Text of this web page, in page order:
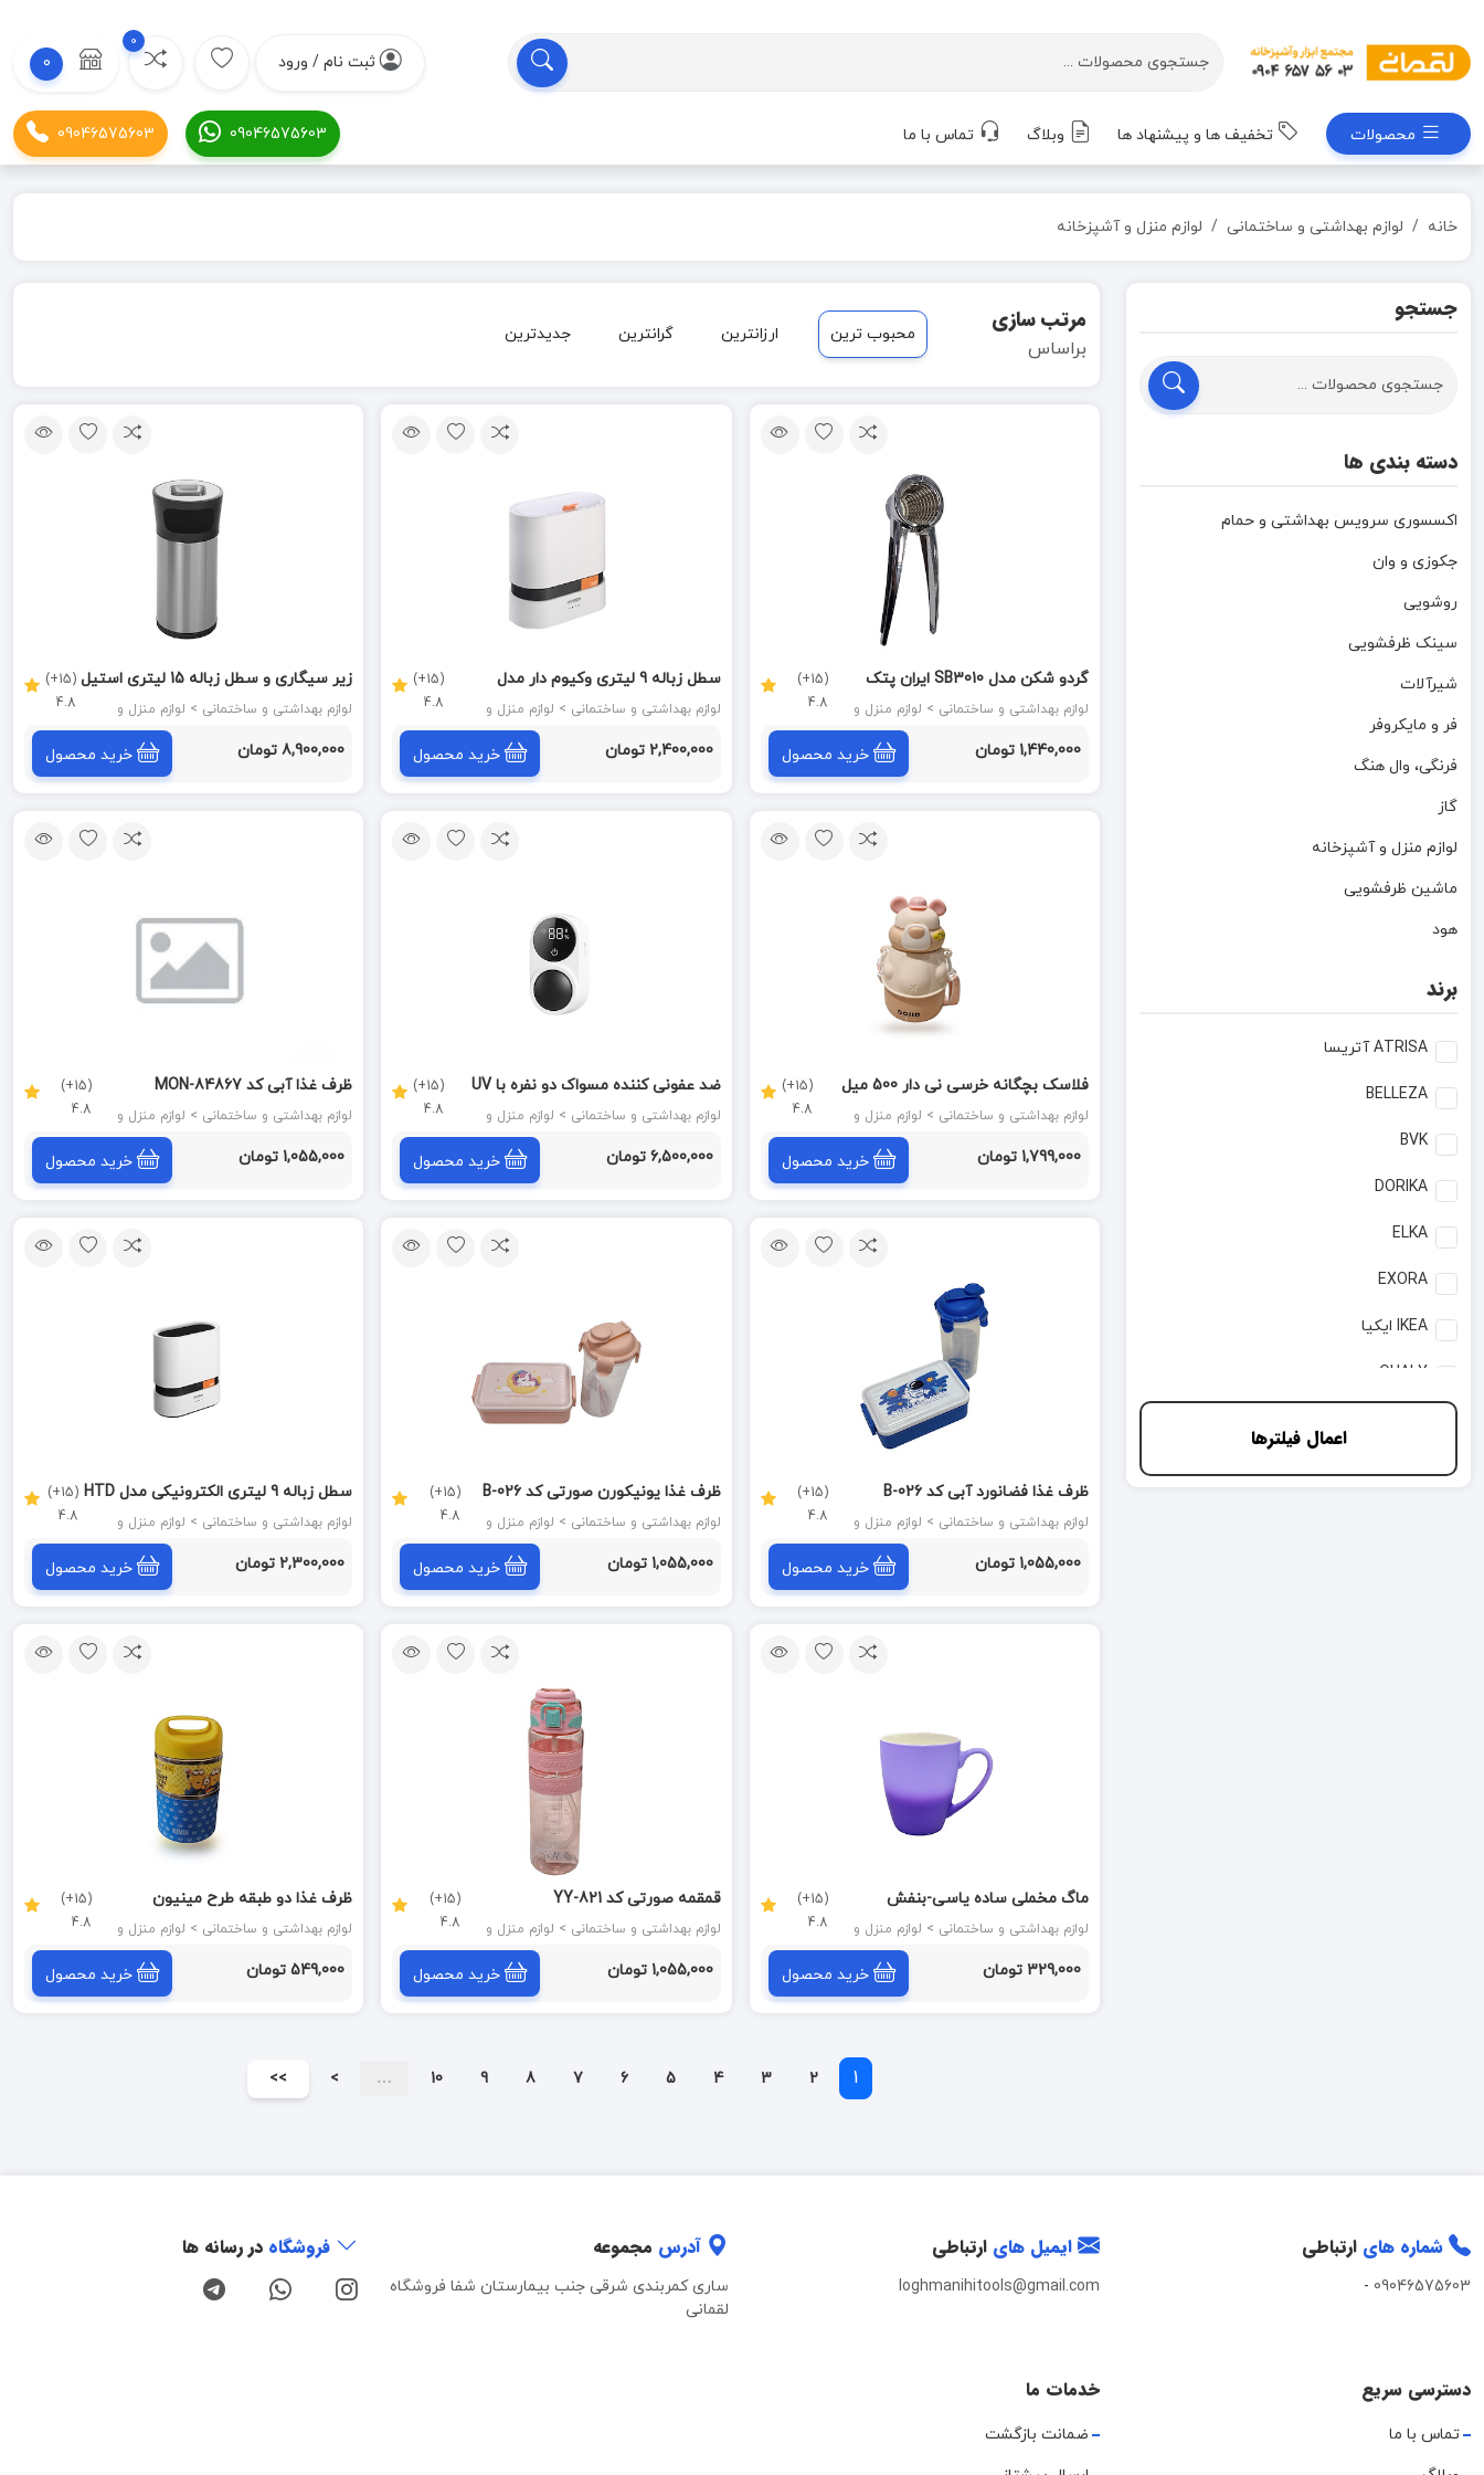
ثبت نام / ورود
0
0
محصولات تخفیف ها و پیشنهاد ها وبلاگ تماس با ما 09046575603
09046575603
خانه لوازم بهداشتی و ساختمانی لوازم منزل و آشپزخانه
جستجو
دسته بندی ها
اکسسوری سرویس بهداشتی و حمام
جکوزی و وان
روشویی
سینک ظرفشویی
شیرآلات
فر و مایکروفر
فرنگی، وال هنگ
گاز
لوازم منزل و آشپزخانه
ماشین ظرفشویی
هود
برند
ATRISA آتریسا
BELLEZA
BVK
DORIKA
ELKA
EXORA
IKEA ایکیا
QUALY
پرایم+اکسسوری
پلاتین PELATIN
تک ظرف
اعمال فیلترها
مرتب سازی
براساس
محبوب ترین ارزانترین گرانترین جدیدترین
گردو شکن مدل SB3010 ایران پتک
لوازم بهداشتی و ساختمانی > لوازم منزل و
(15+)
4.8
1,440,000 تومان خرید محصول
سطل زباله 9 لیتری وکیوم دار مدل
HTD317 سفید پرایم PRIME
لوازم بهداشتی و ساختمانی > لوازم منزل و
(15+)
4.8
2,400,000 تومان خرید محصول
زیر سیگاری و سطل زباله 15 لیتری استیل
مدل HT232 پرایم PRIME
لوازم بهداشتی و ساختمانی > لوازم منزل و
(15+)
4.8
8,900,000 تومان خرید محصول
فلاسک بچگانه خرسی نی دار 500 میل
DOLLD کد 6048 صورتی
لوازم بهداشتی و ساختمانی > لوازم منزل و
(15+)
4.8
1,799,000 تومان خرید محصول
ضد عفونی کننده مسواک دو نفره با UV
مدل HWD477 پرایم PRIME
لوازم بهداشتی و ساختمانی > لوازم منزل و
(15+)
4.8
6,500,000 تومان خرید محصول
ظرف غذا آبی کد MON-84867
لوازم بهداشتی و ساختمانی > لوازم منزل و
(15+)
4.8
1,055,000 تومان خرید محصول
ظرف غذا فضانورد آبی کد B-026
لوازم بهداشتی و ساختمانی > لوازم منزل و
(15+)
4.8
1,055,000 تومان خرید محصول
ظرف غذا یونیکورن صورتی کد B-026
لوازم بهداشتی و ساختمانی > لوازم منزل و
(15+)
4.8
1,055,000 تومان خرید محصول
سطل زباله 9 لیتری الکترونیکی مدل HTD
307 پرایم PRIME
لوازم بهداشتی و ساختمانی > لوازم منزل و
(15+)
4.8
2,300,000 تومان خرید محصول
ماگ مخملی ساده یاسی-بنفش
لوازم بهداشتی و ساختمانی > لوازم منزل و
(15+)
4.8
329,000 تومان خرید محصول
قمقمه صورتی کد YY-821
لوازم بهداشتی و ساختمانی > لوازم منزل و
(15+)
4.8
1,055,000 تومان خرید محصول
ظرف غذا دو طبقه طرح مینیون
لوازم بهداشتی و ساختمانی > لوازم منزل و
(15+)
4.8
549,000 تومان خرید محصول
1
2
3
4
5
6
7
8
9
10
…
>
>>
شماره های ارتباطی
09046575603
-
ایمیل های ارتباطی
loghmanihitools@gmail.com
آدرس مجموعه
ساری کمربندی شرقی جنب بیمارستان شفا فروشگاه
لقمانی
فروشگاه در رسانه ها
دسترسی سریع
تماس با ما
خدمات ما
ضمانت بازگشت